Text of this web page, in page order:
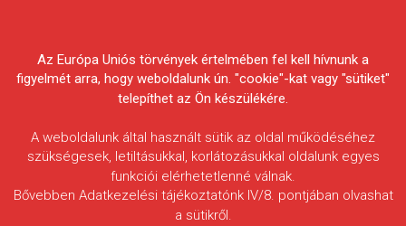
Egyesületek Szövetsége
Az Európa Uniós törvények értelmében fel kell hívnunk a
figyelmét arra, hogy weboldalunk ún. "cookie"-kat vagy "sütiket"
telepíthet az Ön készülékére.
A weboldalunk által használt sütik az oldal működéséhez
szükségesek, letiltásukkal, korlátozásukkal oldalunk egyes
funkciói elérhetetlenné válnak.
Bővebben Adatkezelési tájékoztatónk IV/8. pontjában olvashat
a sütikről.